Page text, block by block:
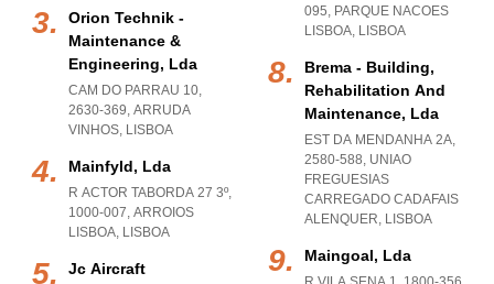
Orion Technik -
Maintenance &
Engineering, Lda
CAM DO PARRAU 10,
2630-369, ARRUDA
VINHOS, LISBOA
Mainfyld, Lda
R ACTOR TABORDA 27 3º,
1000-007, ARROIOS
LISBOA, LISBOA
Jc Aircraft
095, PARQUE NACOES
LISBOA, LISBOA
Brema - Building,
Rehabilitation And
Maintenance, Lda
EST DA MENDANHA 2A,
2580-588, UNIAO
FREGUESIAS
CARREGADO CADAFAIS
ALENQUER, LISBOA
Maingoal, Lda